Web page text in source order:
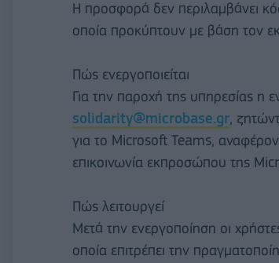
Η προσφορά δεν περιλαμβάνει
οποία προκύπτουν με βάση τον
Πώς ενεργοποιείται
Για την παροχή της υπηρεσίας η
solidarity@microbase.gr ,
για το Microsoft Teams,
επικοινωνία εκπροσώπου της
Πώς λειτουργεί
Μετά την ενεργοποίηση οι
οποία επιτρέπει την